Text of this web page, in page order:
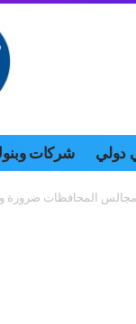
دولي شركات
مجالس المحافظات ضرورة